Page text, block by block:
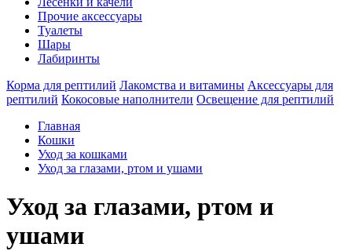
Прочие аксессуары
Туалеты
Шары
Лабиринты
Корма для рептилий Лакомства и витамины Аксессуары для
рептилий Кокосовые наполнители Освещение для рептилий
Главная
Кошки
Уход за кошками
Уход за глазами, ртом и ушами
Уход за глазами, ртом и
ушами